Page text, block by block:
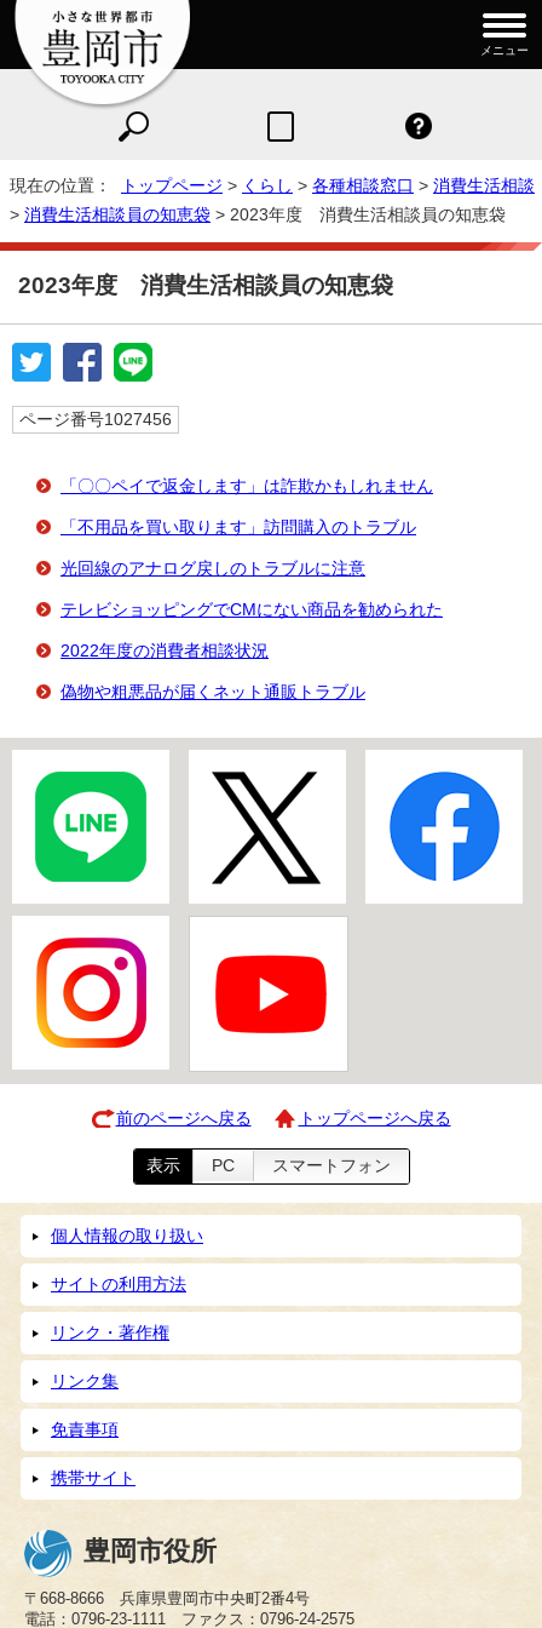
メニュー
現在の位置： トップページ > くらし > 各種相談窓口 > 消費生活相談
> 消費生活相談員の知恵袋 > 2023年度 消費生活相談員の知恵袋
2023年度 消費生活相談員の知恵袋
ページ番号1027456
「〇〇ペイで返金します」は詐欺かもしれません
「不用品を買い取ります」訪問購入のトラブル
光回線のアナログ戻しのトラブルに注意
テレビショッピングでCMにない商品を勧められた
2022年度の消費者相談状況
偽物や粗悪品が届くネット通販トラブル
前のページへ戻る トップページへ戻る
表示 PC スマートフォン
個人情報の取り扱い
サイトの利用方法
リンク・著作権
リンク集
免責事項
携帯サイト
豊岡市役所
〒668-8666 兵庫県豊岡市中央町2番4号
電話：0796-23-1111 ファクス：0796-24-2575